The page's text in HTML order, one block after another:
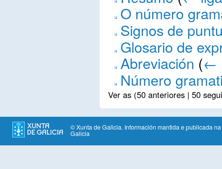
O número
Signos de
Glosario de
Abreviación (←
Número
Ver as (50 anteriores | 50
© Xunta de Galicia. Información mantida e publicada
Galicia